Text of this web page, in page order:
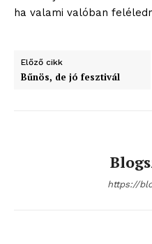
szubjektív
ha valami valóban
Előző cikk
Bűnös, de jó fesztivál
https://